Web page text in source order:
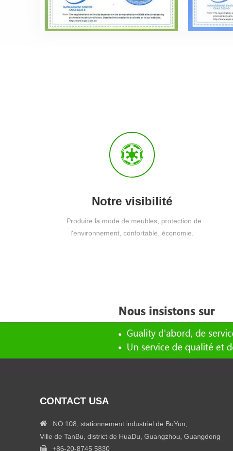
Notre visibilité
Produire la mode de meubles, protection de
l'environnement, confortable, économie.
CONTACT USA
 NO.108, stationnement industriel de BuYun,
Ville de TanBu, district de HuaDu, Guangzhou, Guangdong
 +86-20-8745 5830